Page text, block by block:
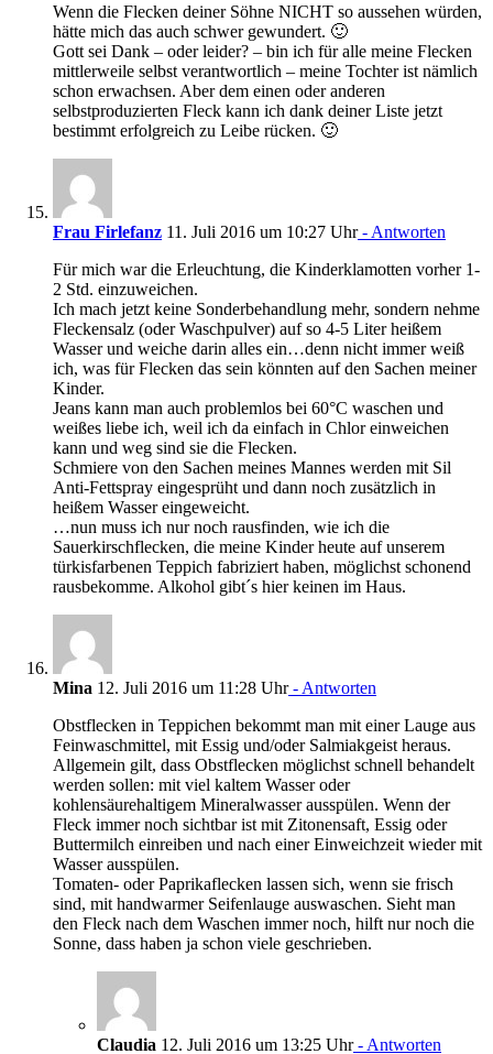
Wenn die Flecken deiner Söhne NICHT so aussehen würden,
hätte mich das auch schwer gewundert. 🙂
Gott sei Dank – oder leider? – bin ich für alle meine Flecken
mittlerweile selbst verantwortlich – meine Tochter ist nämlich
schon erwachsen. Aber dem einen oder anderen
selbstproduzierten Fleck kann ich dank deiner Liste jetzt
bestimmt erfolgreich zu Leibe rücken. 🙂
Frau Firlefanz 11. Juli 2016 um 10:27 Uhr- Antworten
Für mich war die Erleuchtung, die Kinderklamotten vorher 1-
2 Std. einzuweichen.
Ich mach jetzt keine Sonderbehandlung mehr, sondern nehme
Fleckensalz (oder Waschpulver) auf so 4-5 Liter heißem
Wasser und weiche darin alles ein…denn nicht immer weiß
ich, was für Flecken das sein könnten auf den Sachen meiner
Kinder.
Jeans kann man auch problemlos bei 60°C waschen und
weißes liebe ich, weil ich da einfach in Chlor einweichen
kann und weg sind sie die Flecken.
Schmiere von den Sachen meines Mannes werden mit Sil
Anti-Fettspray eingesprüht und dann noch zusätzlich in
heißem Wasser eingeweicht.
…nun muss ich nur noch rausfinden, wie ich die
Sauerkirschflecken, die meine Kinder heute auf unserem
türkisfarbenen Teppich fabriziert haben, möglichst schonend
rausbekomme. Alkohol gibt´s hier keinen im Haus.
Mina 12. Juli 2016 um 11:28 Uhr- Antworten
Obstflecken in Teppichen bekommt man mit einer Lauge aus
Feinwaschmittel, mit Essig und/oder Salmiakgeist heraus.
Allgemein gilt, dass Obstflecken möglichst schnell behandelt
werden sollen: mit viel kaltem Wasser oder
kohlensäurehaltigem Mineralwasser ausspülen. Wenn der
Fleck immer noch sichtbar ist mit Zitonensaft, Essig oder
Buttermilch einreiben und nach einer Einweichzeit wieder mit
Wasser ausspülen.
Tomaten- oder Paprikaflecken lassen sich, wenn sie frisch
sind, mit handwarmer Seifenlauge auswaschen. Sieht man
den Fleck nach dem Waschen immer noch, hilft nur noch die
Sonne, dass haben ja schon viele geschrieben.
Claudia 12. Juli 2016 um 13:25 Uhr- Antworten